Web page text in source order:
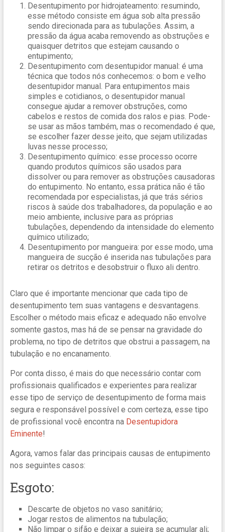
Desentupimento por hidrojateamento: resumindo,
esse método consiste em água sob alta pressão
sendo direcionada para as tubulações. Assim, a
pressão da água acaba removendo as obstruções e
quaisquer detritos que estejam causando o
entupimento;
Desentupimento com desentupidor manual: é uma
técnica que todos nós conhecemos: o bom e velho
desentupidor manual. Para entupimentos mais
simples e cotidianos, o desentupidor manual
consegue ajudar a remover obstruções, como
cabelos e restos de comida dos ralos e pias. Pode-
se usar as mãos também, mas o recomendado é que,
se escolher fazer desse jeito, que sejam utilizadas
luvas nesse processo;
Desentupimento químico: esse processo ocorre
quando produtos químicos são usados para
dissolver ou para remover as obstruções causadoras
do entupimento. No entanto, essa prática não é tão
recomendada por especialistas, já que trás sérios
riscos à saúde dos trabalhadores, da população e ao
meio ambiente, inclusive para as próprias
tubulações, dependendo da intensidade do elemento
químico utilizado;
Desentupimento por mangueira: por esse modo, uma
mangueira de sucção é inserida nas tubulações para
retirar os detritos e desobstruir o fluxo ali dentro.
Claro que é importante mencionar que cada tipo de
desentupimento tem suas vantagens e desvantagens.
Escolher o método mais eficaz e adequado não envolve
somente gastos, mas há de se pensar na gravidade do
problema, no tipo de detritos que obstrui a passagem, na
tubulação e no encanamento.
Por conta disso, é mais do que necessário contar com
profissionais qualificados e experientes para realizar
esse tipo de serviço de desentupimento de forma mais
segura e responsável possível e com certeza, esse tipo
de profissional você encontra na Desentupidora
Eminente!
Agora, vamos falar das principais causas de entupimento
nos seguintes casos:
Esgoto:
Descarte de objetos no vaso sanitário;
Jogar restos de alimentos na tubulação;
Não limpar o sifão e deixar a sujeira se acumular ali;